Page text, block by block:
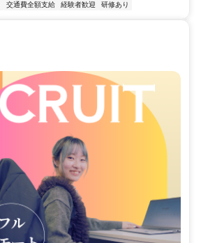
交通費全額支給 経験者歓迎 研修あり